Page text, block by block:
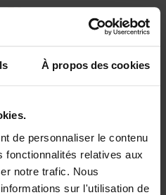
À propos des cookies
de personnaliser le contenu
fonctionnalités relatives aux
notre trafic. Nous
sur l'utilisation de
50
You Can't
Belleghem
souple
2020 256